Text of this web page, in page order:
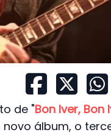
de "Bon Iver, Bon
álbum, o